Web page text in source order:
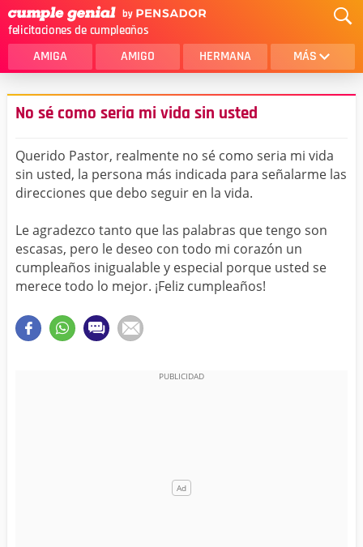
felicitaciones de cumpleaños
AMIGA AMIGO HERMANA MÁS
MAMA
AMOR
SOBRINA
HIJA
HERMANO
NOVIA
ESPOSO
PAPA
HOMBRE
TIA
CUÑADA
ALGUIEN ESPECIAL
No sé como seria mi vida sin usted
Querido Pastor, realmente no sé como seria mi vida
sin usted, la persona más indicada para señalarme las
direcciones que debo seguir en la vida.
Le agradezco tanto que las palabras que tengo son
escasas, pero le deseo con todo mi corazón un
cumpleaños inigualable y especial porque usted se
merece todo lo mejor. ¡Feliz cumpleaños!